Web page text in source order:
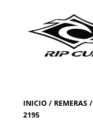
INICIO/ REMERAS/
2195